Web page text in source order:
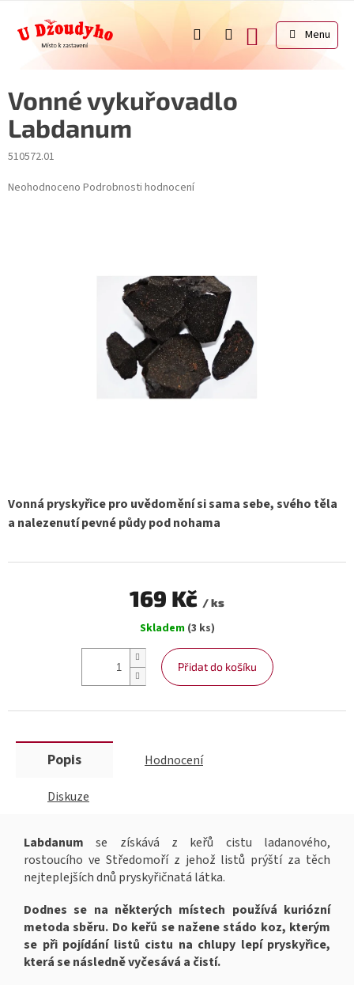
obsah
NÁKUPNÍ
KOŠÍK
Vonné vykuřovadlo
Labdanum
510572.01
Průměrné
Neohodnoceno Podrobnosti hodnocení
Vonná pryskyřice pro uvědomění si sama sebe, svého těla
a nalezenutí pevné půdy pod nohama
169 Kč / ks
cena:
Skladem (3 ks)
Přidat do košíku
Popis Hodnocení
Diskuze
Labdanumse získává z keřů cistu ladanového,
rostoucího ve Středomoří z jehož listů prýští za těch
nejteplejších dnů pryskyřičnatá látka.
Dodnes se na některých místech používá kuriózní
metoda sběru. Do keřů se nažene stádo koz, kterým
se při pojídání listů cistu na chlupy lepí pryskyřice,
která se následně vyčesává a čistí.